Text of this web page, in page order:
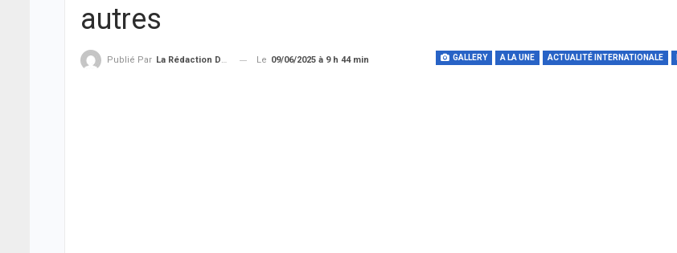
autres
GALLERY A LA UNE ACTUALITÉ INTERNATIONALE
Publié Par La Rédaction De THIEYSENEGAL.com Le 09/06/2025 à 9 h 44 min